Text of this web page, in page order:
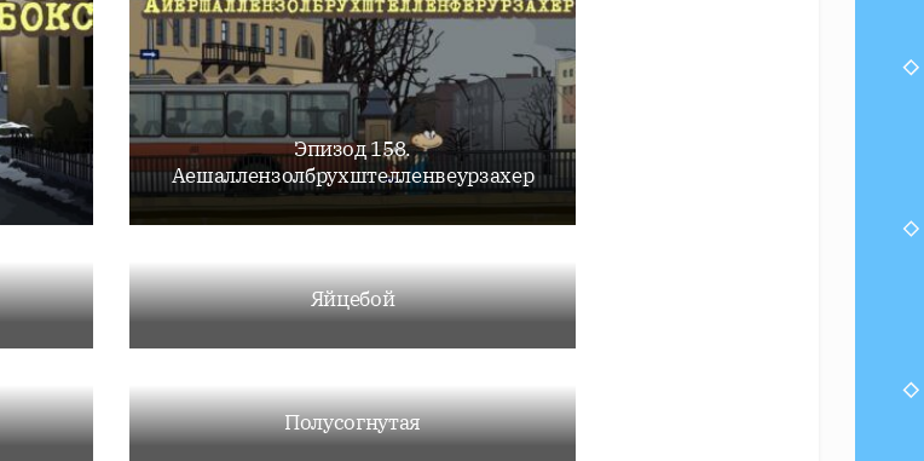
Эпизод 158.
Аешаллензолбрухштелленвеурзахер
Яйцебой
Полусогнутая